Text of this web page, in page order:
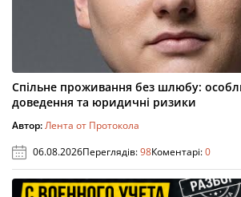
Спільне проживання без шлюбу:
доведення та юридичні ризики
Автор:Лента от Протокола
06.08.2026Переглядів:98Коментарі:0